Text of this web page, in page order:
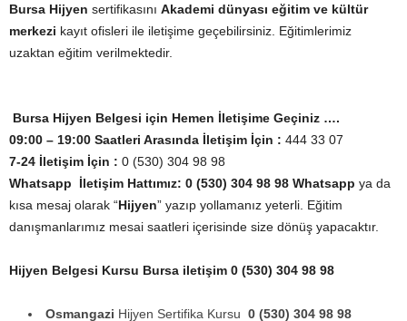
Bursa Hijyen sertifikasını Akademi dünyası eğitim ve kültür
merkezi kayıt ofisleri ile iletişime geçebilirsiniz. Eğitimlerimiz
uzaktan eğitim verilmektedir.
Bursa Hijyen Belgesi için Hemen İletişime Geçiniz ….
09:00 – 19:00 Saatleri Arasında İletişim İçin : 444 33 07
7-24 İletişim İçin : 0 (530) 304 98 98
Whatsapp
İletişim Hattımız: 0 (530) 304 98 98 Whatsapp ya da
kısa mesaj olarak “Hijyen” yazıp yollamanız yeterli. Eğitim
danışmanlarımız mesai saatleri içerisinde size dönüş yapacaktır.
Hijyen Belgesi Kursu Bursa iletişim 0 (530) 304 98 98
Osmangazi Hijyen Sertifika Kursu 0 (530) 304 98 98